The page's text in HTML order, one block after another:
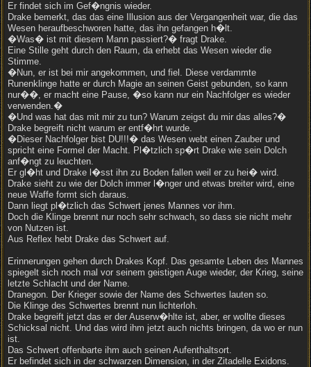
Er findet sich im Gef�ngnis wieder.
Drake bemerkt, das das eine Illusion aus der Vergangenheit war, die das
Wesen heraufbeschworen hatte, das ihn gefangen h�lt.
�Was� ist mit diesem Mann passiert?� fragt Drake.
Eine Stille geht durch den Raum, da erhebt das Wesen wieder die
Stimme.
�Nun, er ist bei mir angekommen, und fiel. Diese verdammte
Runenklinge hatte er durch Magie an seinen Geist gebunden, so kann
nur��, er macht eine Pause, �so kann nur ein Nachfolger es wieder
verwenden.�
�Und was hat das mit mir zu tun? Warum zeigst du mir das alles?�
Drake begreift nicht warum er entf�hrt wurde.
�Dieser Nachfolger bist DU!!!� das Wesen webt einen Zauber und
spricht eine Formel der Macht. Pl�tzlich sp�rt Drake wie sein Dolch
anf�ngt zu leuchten.
Er gl�ht und Drake l�sst ihn zu Boden fallen weil er zu hei� wird.
Drake sieht zu wie der Dolch immer l�nger und etwas breiter wird, eine
neue Waffe formt sich daraus.
Dann liegt pl�tzlich das Schwert jenes Mannes vor ihm.
Doch die Klinge brennt nur noch sehr schwach, so dass sie nicht mehr
von Nutzen ist.
Aus Reflex hebt Drake das Schwert auf.
Erinnerungen gehen durch Drakes Kopf. Das gesamte Leben des Mannes
spiegelt sich noch mal vor seinem geistigen Auge wieder, der Krieg, seine
letzte Schlacht und der Name.
Dranegon. Der Krieger sowie der Name des Schwertes lauten so.
Die Klinge des Schwertes brennt nun lichterloh.
Drake begreift jetzt das er der Auserw�hlte ist, aber, er wollte dieses
Schicksal nicht. Und das wird ihm jetzt auch nichts bringen, da wo er nun
ist.
Das Schwert offenbarte ihm auch seinen Aufenthaltsort.
Er befindet sich in der schwarzen Dimension, in der Zitadelle Exidons.